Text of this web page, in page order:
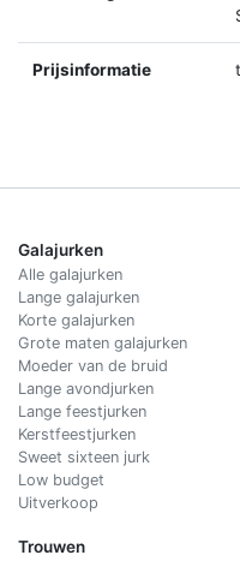
Prijsinformatie
Galajurken
Alle galajurken
Lange galajurken
Korte galajurken
Grote maten galajurken
Moeder van de bruid
Lange avondjurken
Lange feestjurken
Kerstfeestjurken
Sweet sixteen jurk
Low budget
Uitverkoop
Trouwen